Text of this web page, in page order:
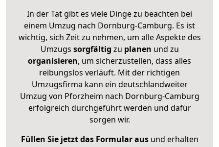
In der Tat gibt es viele Dinge zu beachten bei
einem Umzug nach Dornburg-Camburg. Es ist
wichtig, sich Zeit zu nehmen, um alle Aspekte des
Umzugs sorgfältig zu planen und zu
organisieren, um sicherzustellen, dass alles
reibungslos verläuft. Mit der richtigen
Umzugsfirma kann ein deutschlandweiter
Umzug von Pforzheim nach Dornburg-Camburg
erfolgreich durchgeführt werden und dafür
sorgen wir.
Füllen Sie jetzt das Formular ausund erhalten